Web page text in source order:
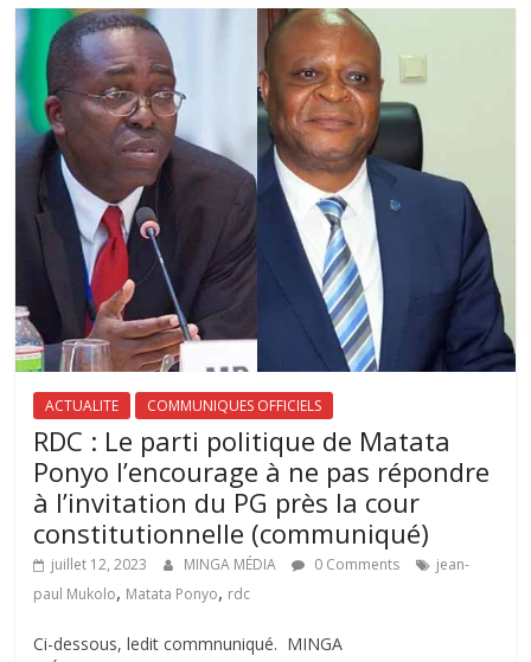
ACTUALITE COMMUNIQUES OFFICIELS
RDC : Le parti politique de Matata
Ponyo l’encourage à ne pas répondre
à l’invitation du PG près la cour
constitutionnelle (communiqué)
juillet 12, 2023 MINGA MÉDIA 0 Comments
jean-
paul Mukolo, Matata Ponyo, rdc
Ci-dessous, ledit commnuniqué. MINGA